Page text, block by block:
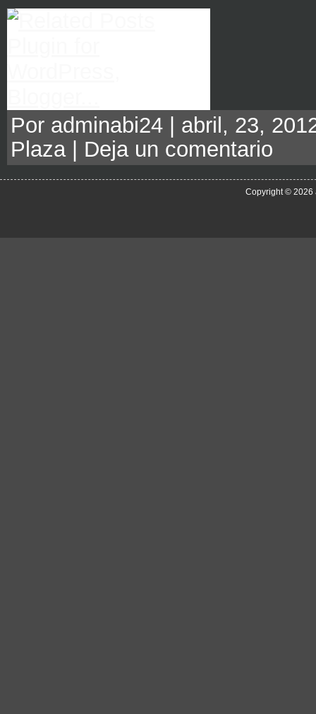
Por adminabi24 | abril, 23,
Plaza| Deja un comentario
Copyright © 2026